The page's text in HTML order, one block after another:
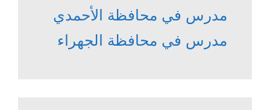
مدرس في محافظة الأحمدي
مدرس في محافظة الجهراء